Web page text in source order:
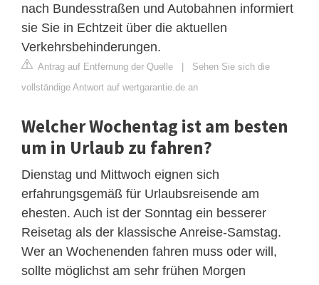
nach Bundesstraßen und Autobahnen informiert
sie Sie in Echtzeit über die aktuellen
Verkehrsbehinderungen.
Antrag auf Entfernung der Quelle | Sehen Sie sich die
vollständige Antwort auf wertgarantie.de an
Welcher Wochentag ist am besten
um in Urlaub zu fahren?
Dienstag und Mittwoch eignen sich
erfahrungsgemäß für Urlaubsreisende am
ehesten. Auch ist der Sonntag ein besserer
Reisetag als der klassische Anreise-Samstag.
Wer an Wochenenden fahren muss oder will,
sollte möglichst am sehr frühen Morgen